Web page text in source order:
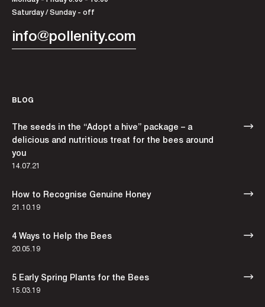
BLOG
The seeds in the “Adopt a hive” package – a
delicious and nutritious treat for the bees around
you
14.07.21
How to Recognise Genuine Honey
21.10.19
4 Ways to Help the Bees
20.05.19
5 Early Spring Plants for the Bees
15.03.19
Saturday / Sunday - off
info@pollenity.com